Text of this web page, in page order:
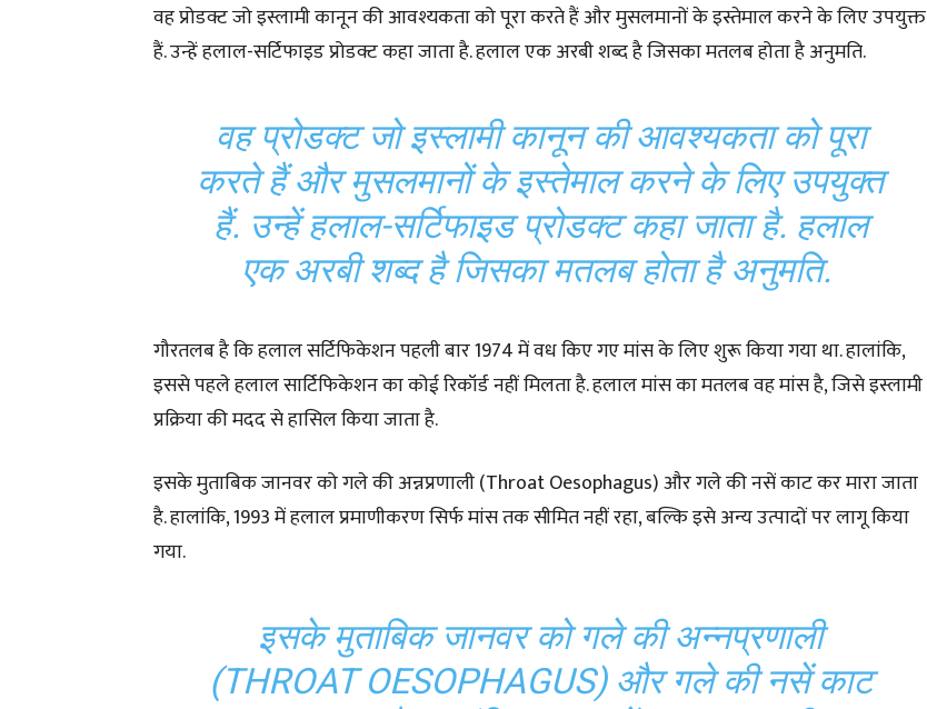
वह प्रोडक्ट जो इस्लामी कानून की आवश्यकता को पूरा करते हैं और मुसलमानों के इस्तेमाल करने के लिए उपयुक्त
हैं. उन्हें हलाल-सर्टिफाइड प्रोडक्ट कहा जाता है. हलाल एक अरबी शब्द है जिसका मतलब होता है अनुमति.
वह प्रोडक्ट जो इस्लामी कानून की आवश्यकता को पूरा
करते हैं और मुसलमानों के इस्तेमाल करने के लिए उपयुक्त
हैं. उन्हें हलाल-सर्टिफाइड प्रोडक्ट कहा जाता है. हलाल
एक अरबी शब्द है जिसका मतलब होता है अनुमति.
गौरतलब है कि हलाल सर्टिफिकेशन पहली बार 1974 में वध किए गए मांस के लिए शुरू किया गया था. हालांकि,
इससे पहले हलाल सार्टिफिकेशन का कोई रिकॉर्ड नहीं मिलता है. हलाल मांस का मतलब वह मांस है, जिसे इस्लामी
प्रक्रिया की मदद से हासिल किया जाता है.
इसके मुताबिक जानवर को गले की अन्नप्रणाली (Throat Oesophagus) और गले की नसें काट कर मारा जाता
है. हालांकि, 1993 में हलाल प्रमाणीकरण सिर्फ मांस तक सीमित नहीं रहा, बल्कि इसे अन्य उत्पादों पर लागू किया
गया.
इसके मुताबिक जानवर को गले की अन्नप्रणाली
(THROAT OESOPHAGUS) और गले की नसें काट